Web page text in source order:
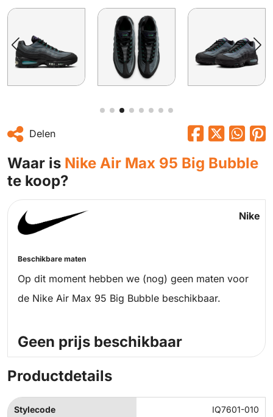
Delen
Waar is Nike Air Max 95 Big Bubble
te koop?
Nike
Beschikbare maten
Op dit moment hebben we (nog) geen maten voor
de Nike Air Max 95 Big Bubble beschikbaar.
Geen prijs beschikbaar
Productdetails
Stylecode IQ7601-010